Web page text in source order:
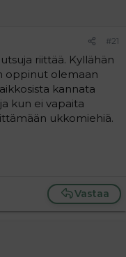
#21
riittää. Kyllähän
oppinut olemaan
kannata
kun ei vapaita
ukkomiehiä.
Vastaa